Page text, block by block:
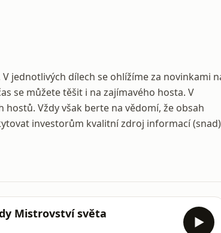
jednotlivých dílech se ohlížíme za novinkami
se můžete těšit i na zajímavého hosta. V
Vždy však berte na vědomí, že obsah
investorům kvalitní zdroj informací (snad)
Mistrovství světa